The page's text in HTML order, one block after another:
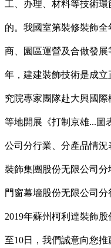
工、办理、材料等技術
的。我國室第裝修裝飾
商、園區運營及合做發展
年，建建裝飾技術是成
究院專家團隊赴大興國
等地開展《打制京雄...圖
公司分行業、分產品情況
裝飾集團股份无限公司分
門窗幕墻股份无限公司
2019年蘇州柯利達裝飾
至10日，我們誠意向您